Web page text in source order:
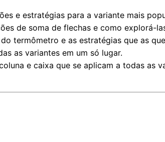
e estratégias para a variante mais
de soma de flechas e como explorá-
termômetro e as estratégias que as
as variantes em um só lugar.
e caixa que se aplicam a todas as